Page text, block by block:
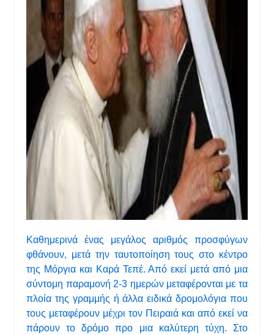
Καθημερινά ένας μεγάλος αριθμός προσφύγων
φθάνουν, μετά την ταυτοποίηση τους στο κέντρο
της Μόργια και Καρά Τεπέ. Από εκεί μετά από μια
σύντομη παραμονή 2-3 ημερών μεταφέρονται με τα
πλοία της γραμμής ή άλλα ειδικά δρομολόγια που
τους μεταφέρουν μέχρι τον Πειραιά και από εκεί να
πάρουν το δρόμο προ μια καλύτερη τύχη. Στο